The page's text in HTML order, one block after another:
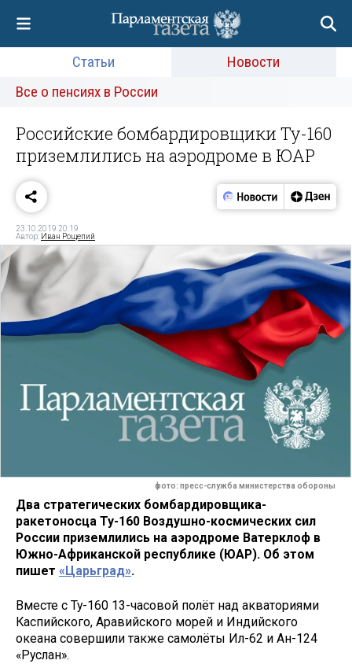
Статьи
Новости
Все о пенсиях в России
Российские бомбардировщики Ту-160
приземлились на аэродроме в ЮАР
23.10.2019 20:19
Автор: Иван Рощепий
фото: пресс-служба министерства обороны
Два стратегических бомбардировщика-
ракетоносца Ту-160 Воздушно-космических сил
России приземлились на аэродроме Ватерклоф в
Южно-Африканской республике (ЮАР). Об этом
пишет «Царьград».
Вместе с Ту-160 13-часовой полёт над акваториями
Каспийского, Аравийского морей и Индийского
океана совершили также самолёты Ил-62 и Ан-124
«Руслан».